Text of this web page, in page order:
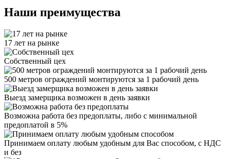
Наши преимущества
17 лет на рынке
Собственный цех
500 метров ограждений монтируются за 1 рабочий день
Выезд замерщика возможен в день заявки
Возможна работа без предоплаты, либо с минимальной
предоплатой в 5%
Принимаем оплату любым удобным для Вас способом, с НДС
и без